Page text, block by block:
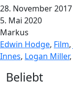
28. November 2017
5. Mai 2020
Markus
Edwin Hodge, Film,
Innes, Logan Miller,
Widgets
Beliebt